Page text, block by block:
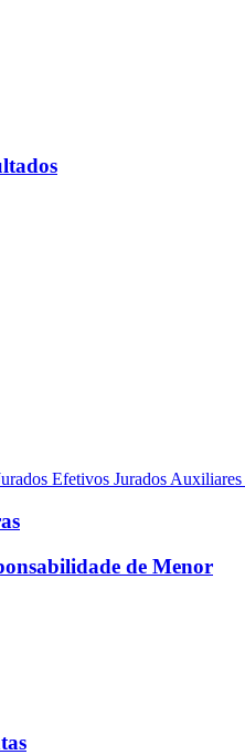
Efetivos Jurados Auxiliares
de Menor